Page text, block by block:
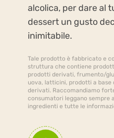
alcolica, per dare al
dessert un gusto
inimitabile.
Tale prodotto è fabbricato e
struttura che contiene
prodotti derivati, frumento/
uova, latticini, prodotti a base
derivati. Raccomandiamo
consumatori leggano sempre
ingredienti e tutte le